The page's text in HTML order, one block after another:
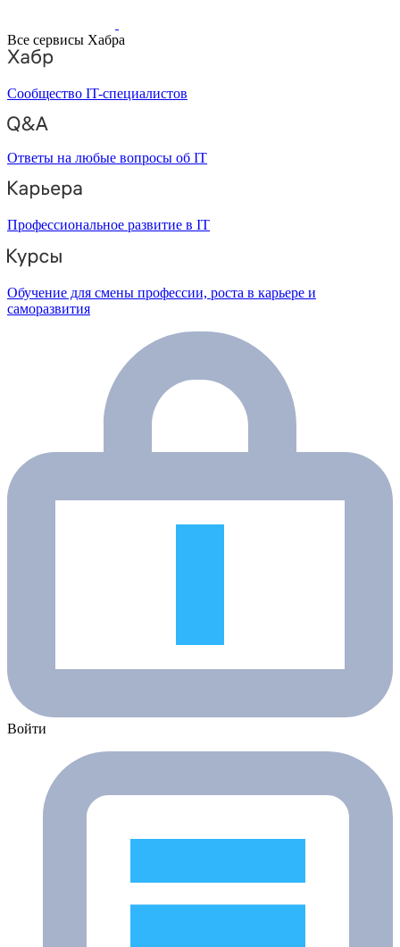
Все сервисы Хабра
Сообщество IT-специалистов
Ответы на любые вопросы об IT
Профессиональное развитие в IT
Обучение для смены профессии, роста в карьере и
саморазвития
Войти